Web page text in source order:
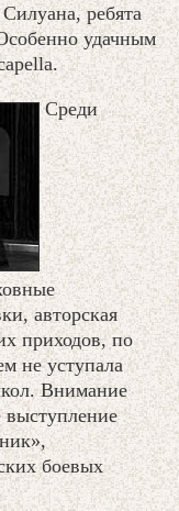
ребята
удачным
Среди
авторская
приходов, по
не уступала
Внимание
выступление
боевых